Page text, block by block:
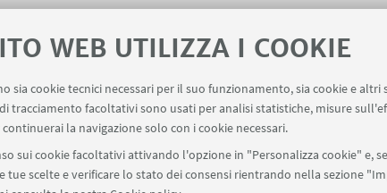
WEB UTILIZZA I COOKIE
sia cookie tecnici necessari per il suo funzionamento, sia cookie e
tracciamento facoltativi sono usati per analisi statistiche, misure
la navigazione solo con i cookie necessari.
sui cookie facoltativi attivando l'opzione in "Personalizza cookie" e,
tue scelte e verificare lo stato dei consensi rientrando nella sezione